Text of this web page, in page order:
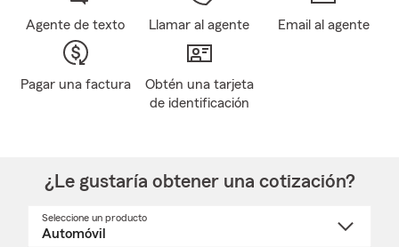
Agente de texto Llamar al agente Email al agente
Pagar una factura
Obtén una tarjeta
de identificación
¿Le gustaría obtener una cotización?
Seleccione un producto